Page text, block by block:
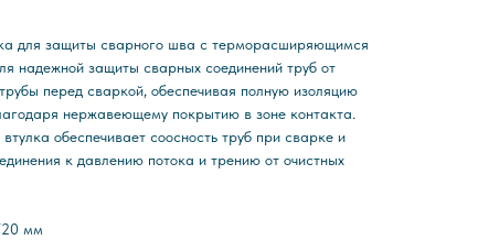
для защиты сварного шва с терморасширяющимся
надежной защиты сварных соединений труб от
перед сваркой, обеспечивая полную изоляцию
нержавеющему покрытию в зоне контакта.
обеспечивает соосность труб при сварке и
к давлению потока и трению от очистных
мм